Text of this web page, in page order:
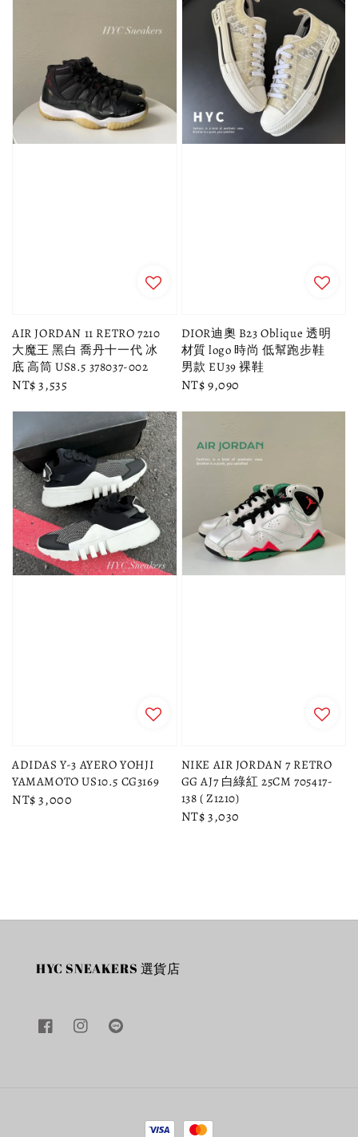
AIR JORDAN 11 RETRO 7210
大魔王 黑白 喬丹十一代 冰
底 高筒 US8.5 378037-002
Regular
NT$ 3,535
DIOR迪奧 B23 Oblique 透明
材質 logo 時尚 低幫跑步鞋
男款 EU39 裸鞋
Regular
NT$ 9,090
ADIDAS Y-3 AYERO YOHJI
YAMAMOTO US10.5 CG3169
Regular
NT$ 3,000
NIKE AIR JORDAN 7 RETRO
GG AJ7 白綠紅 25CM 705417-
138 ( Z1210)
Regular
NT$ 3,030
HYC SNEAKERS 選貨店